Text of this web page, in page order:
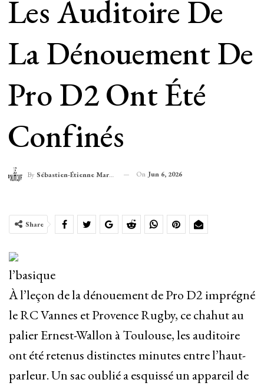
Les Auditoire De
La Dénouement De
Pro D2 Ont Été
Confinés
By Sébastien-Étienne Marechal On Jun 6, 2026
Share
l’basique
À l’leçon de la dénouement de Pro D2 imprégné
le RC Vannes et Provence Rugby, ce chahut au
palier Ernest-Wallon à Toulouse, les auditoire
ont été retenus distinctes minutes entre l’haut-
parleur. Un sac oublié a esquissé un appareil de